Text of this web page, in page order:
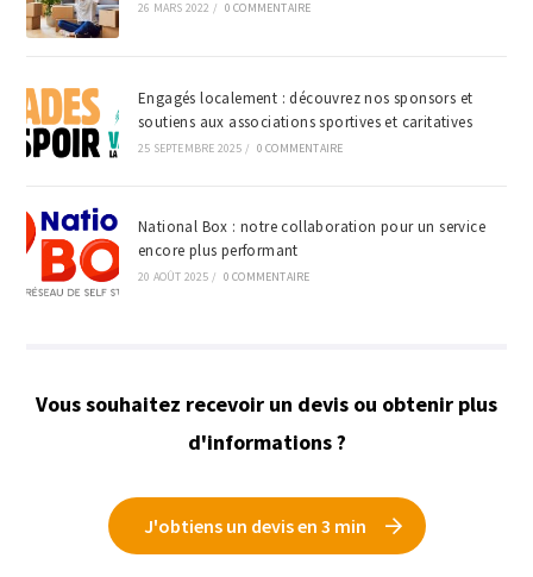
26 MARS 2022 / 0 COMMENTAIRE
Engagés localement : découvrez nos sponsors et
soutiens aux associations sportives et caritatives
25 SEPTEMBRE 2025 / 0 COMMENTAIRE
National Box : notre collaboration pour un service
encore plus performant
20 AOÛT 2025 / 0 COMMENTAIRE
Vous souhaitez recevoir un devis ou obtenir plus
d'informations ?
J'obtiens un devis en 3 min